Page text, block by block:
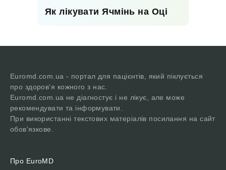
Як лікувати Ячмінь на Оці
Euromd.com.ua - портал для пацієнтів, який піклується
про здоров'я кожного з нас.
Euromd.com.ua не діагностує і не лікує, але може
рекомендувати та інформувати.
При використанні текстових матеріалів посилання на сайт
обов'язкове.
Про EuroMD